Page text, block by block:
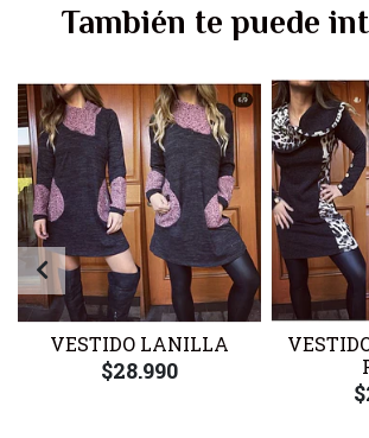
También te puede
VESTIDO LANILLA
$28.990